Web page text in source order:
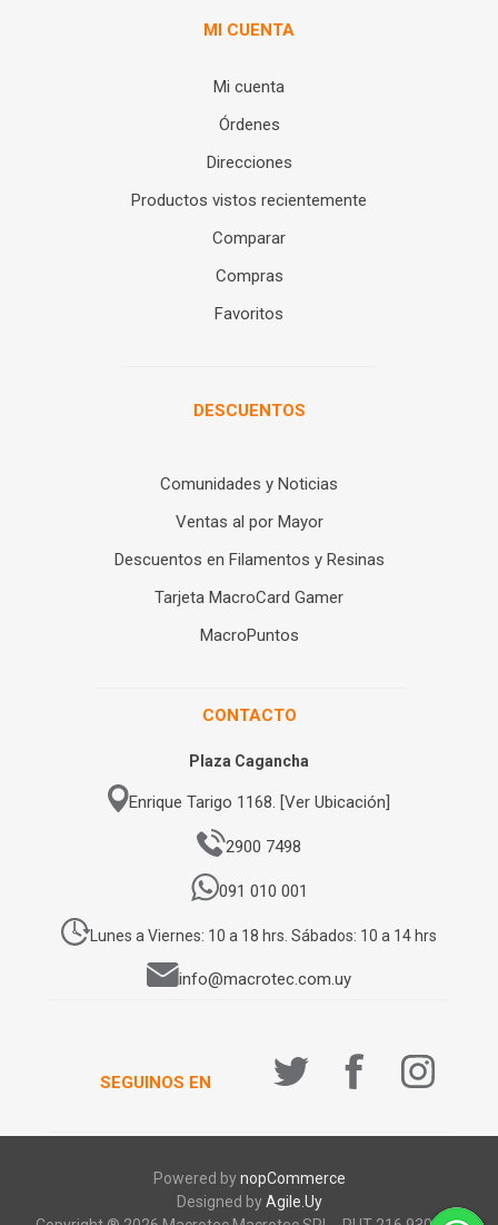
MI CUENTA
Mi cuenta
Órdenes
Direcciones
Productos vistos recientemente
Comparar
Compras
Favoritos
DESCUENTOS
Comunidades y Noticias
Ventas al por Mayor
Descuentos en Filamentos y Resinas
Tarjeta MacroCard Gamer
MacroPuntos
CONTACTO
Plaza Cagancha
Enrique Tarigo 1168. [Ver Ubicación]
2900 7498
091 010 001
Lunes a Viernes: 10 a 18 hrs. Sábados: 10 a 14 hrs
info@macrotec.com.uy
SEGUINOS EN
Powered bynopCommerce
Designed byAgile.Uy